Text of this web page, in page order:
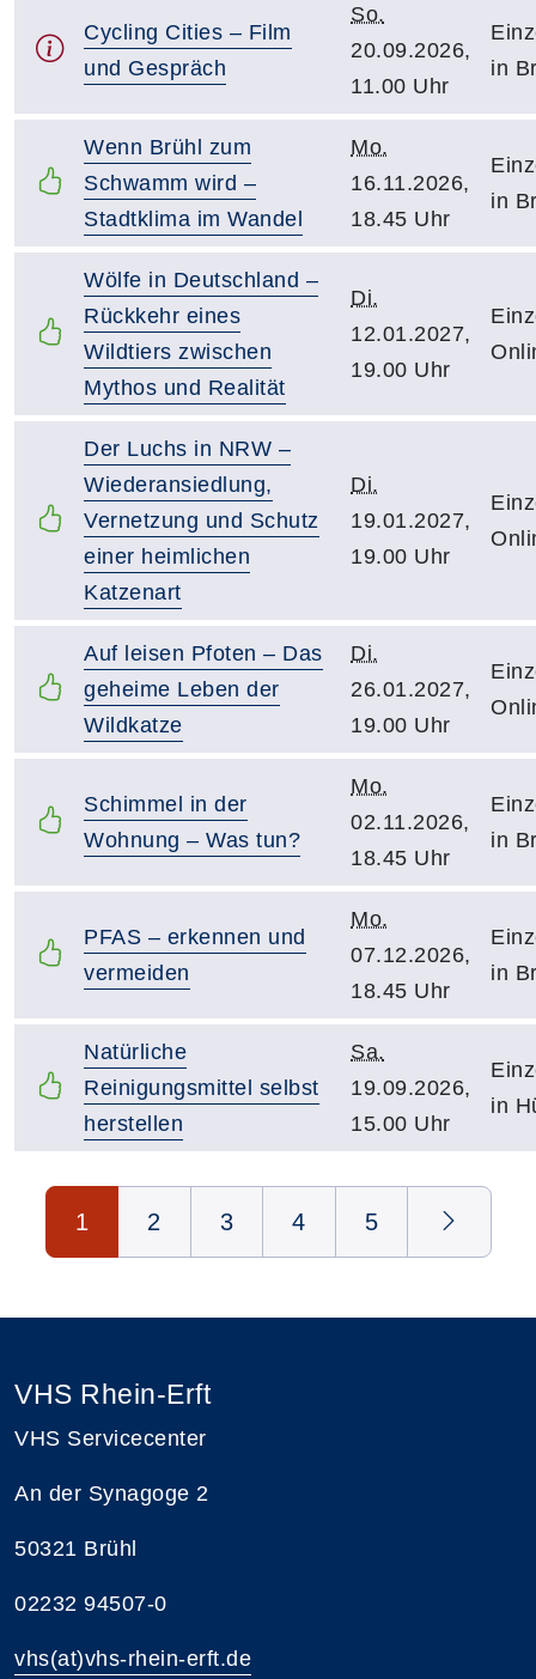
Cycling Cities – Film
und Gespräch
So.
20.09.2026,
11.00 Uhr
in
Wenn Brühl zum
Schwamm wird –
Stadtklima im Wandel
Mo.
16.11.2026,
18.45 Uhr
in
Wölfe in Deutschland –
Rückkehr eines
Wildtiers zwischen
Mythos und Realität
Di.
12.01.2027,
19.00 Uhr
Der Luchs in NRW –
Wiederansiedlung,
Vernetzung und Schutz
einer heimlichen
Katzenart
Di.
19.01.2027,
19.00 Uhr
Auf leisen Pfoten – Das
geheime Leben der
Wildkatze
Di.
26.01.2027,
19.00 Uhr
Schimmel in der
Wohnung – Was tun?
Mo.
02.11.2026,
18.45 Uhr
in
PFAS – erkennen und
vermeiden
Mo.
07.12.2026,
18.45 Uhr
in
Natürliche
Reinigungsmittel selbst
herstellen
Sa.
19.09.2026,
15.00 Uhr
in
Seite 1 von 5
1 2 3 4 5
VHS Rhein-Erft
VHS Servicecenter
An der Synagoge 2
50321 Brühl
02232 94507-0
vhs(at)vhs-rhein-erft.de